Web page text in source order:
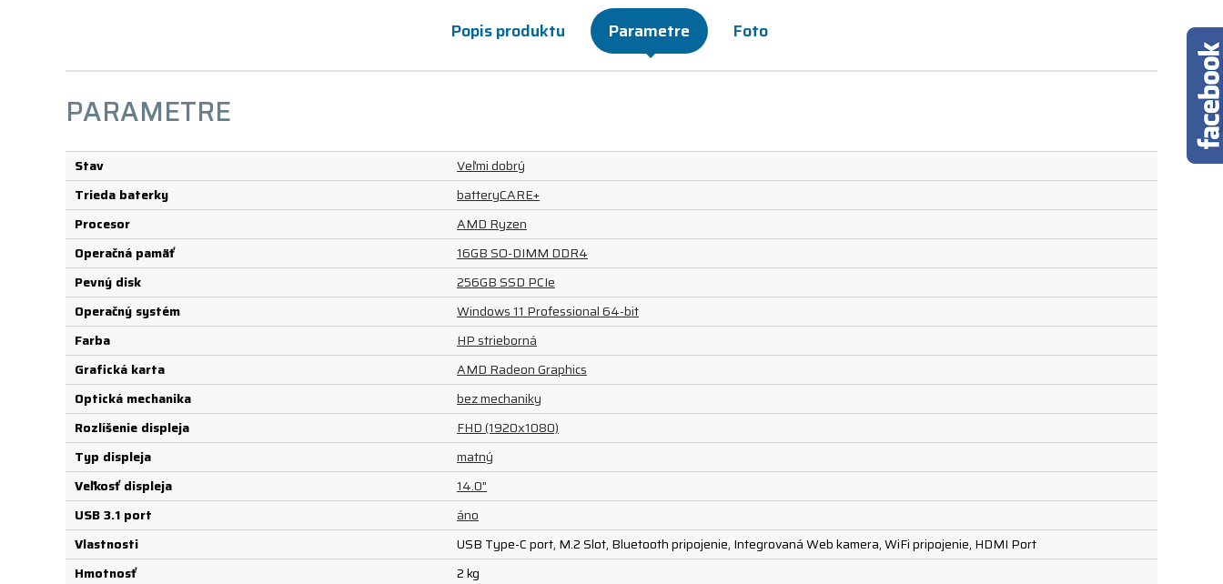
Popis produktu Parametre Foto
PARAMETRE
Stav
Veľmi dobrý
Trieda baterky
batteryCARE+
Procesor
AMD Ryzen
Operačná pamäť
16GB SO-DIMM DDR4
Pevný disk
256GB SSD PCIe
Operačný systém
Windows 11 Professional 64-bit
Farba
HP strieborná
Grafická karta
AMD Radeon Graphics
Optická mechanika
bez mechaniky
Rozlíšenie displeja
FHD (1920x1080)
Typ displeja
matný
Veľkosť displeja
14.0"
USB 3.1 port
áno
Vlastnosti
USB Type-C port, M.2 Slot, Bluetooth pripojenie, Integrovaná Web kamera, WiFi pripojenie, HDMI Port
Hmotnosť
2 kg